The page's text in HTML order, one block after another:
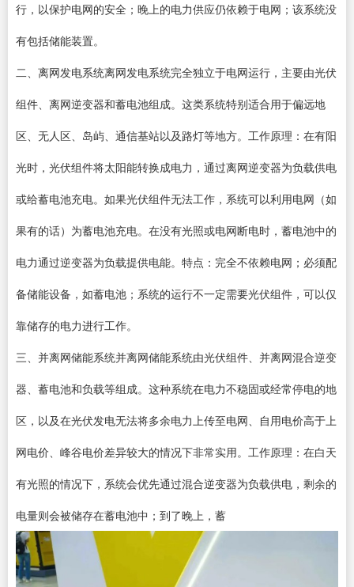
行，以保护电网的安全；晚上的电力供应仍依赖于电网；该系统没
有包括储能装置。
二、离网发电系统离网发电系统完全独立于电网运行，主要由光伏
组件、离网逆变器和蓄电池组成。这类系统特别适合用于偏远地
区、无人区、岛屿、通信基站以及路灯等地方。工作原理：在有阳
光时，光伏组件将太阳能转换成电力，通过离网逆变器为负载供电
或给蓄电池充电。如果光伏组件无法工作，系统可以利用电网（如
果有的话）为蓄电池充电。在没有光照或电网断电时，蓄电池中的
电力通过逆变器为负载提供电能。特点：完全不依赖电网；必须配
备储能设备，如蓄电池；系统的运行不一定需要光伏组件，可以仅
靠储存的电力进行工作。
三、并离网储能系统并离网储能系统由光伏组件、并离网混合逆变
器、蓄电池和负载等组成。这种系统在电力不稳固或经常停电的地
区，以及在光伏发电无法将多余电力上传至电网、自用电价高于上
网电价、峰谷电价差异较大的情况下非常实用。工作原理：在白天
有光照的情况下，系统会优先通过混合逆变器为负载供电，剩余的
电量则会被储存在蓄电池中；到了晚上，蓄